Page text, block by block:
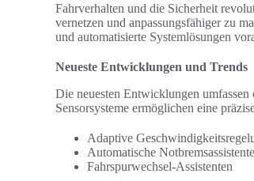
Fahrverhalten und die Sicherheit
vernetzen und anpassungsfähiger zu
und automatisierte Systemlösungen
Neueste Entwicklungen und Trends
Die neuesten Entwicklungen
Sensorsysteme ermöglichen eine
Adaptive
Automatische
Fahrspurwechsel-Assistenten